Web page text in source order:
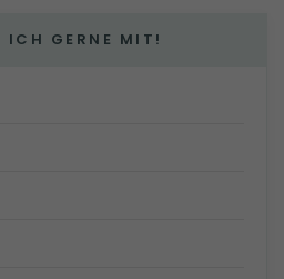
ICH GERNE MIT!